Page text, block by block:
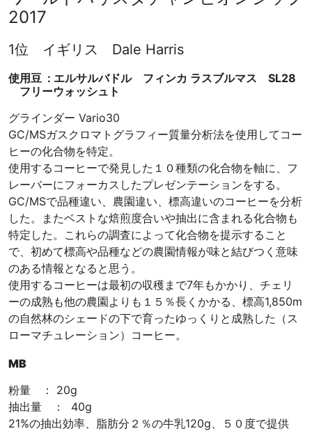
地
お
様
幸
せ
に
す
る
ス
ペ
シ
ャ
ル
テ
ィ
コ
ー
ー
豆
専
門
2017
1位 イギリス Dale Harris
使用豆 : エルサルバドル フィンカ ラスブルマス SL28
フリーウォッシュト
グラインダー Vario30
GC/MSガスクロマトグラフィー質量分析法を使用してコー
ヒーの化合物を特定。
使用するコーヒーで発見した１０種類の化合物を軸に、フ
レーバーにフォーカスしたプレゼンテーションをする。
GC/MSで品種違い、農園違い、標高違いのコーヒーを分析
した。またベストな焙煎度合いや抽出に含まれる化合物も
特定した。これらの調査によって化合物を提示すること
で、初めて標高や品種などの農園情報が味と結びつく意味
のある情報となると思う。
使用するコーヒーは最初の収穫まで7年もかかり、チェリ
ーの成熟も他の農園よりも１５％長くかかる、標高1,850m
の自然林のシェードの下で育ったゆっくりと成熟した（ス
ローマチュレーション）コーヒー。
MB
粉量 ： 20g
抽出量 ： 40g
21%の抽出効率、脂肪分２％の牛乳120g、５０度で提供